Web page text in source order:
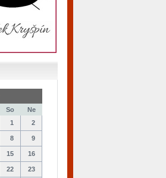
So
Ne
1
2
8 9
15 16
22 23